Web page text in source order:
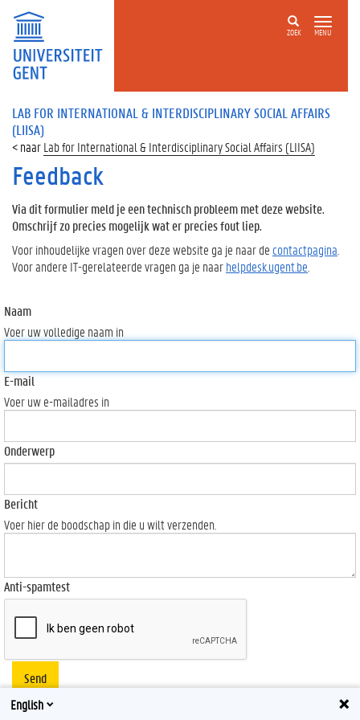
ZOEK MENU
LAB FOR INTERNATIONAL & INTERDISCIPLINARY SOCIAL AFFAIRS
(LIISA)
Lab for International & Interdisciplinary Social Affairs (LIISA)
Feedback
Via dit formulier meld je een technisch probleem met deze website.
Omschrijf zo precies mogelijk wat er precies fout liep.
Voor inhoudelijke vragen over deze website ga je naar de contactpagina
Voor andere IT-gerelateerde vragen ga je naarhelpdesk.ugent.be
Naam
Voer uw volledige naam in
E-mail
Voer uw e-mailadres in
Onderwerp
Bericht
Voer hier de boodschap in die u wilt verzenden.
Anti-spamtest
Send
English